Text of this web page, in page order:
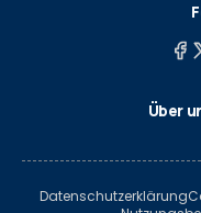
Über
Datenschutzerklärung